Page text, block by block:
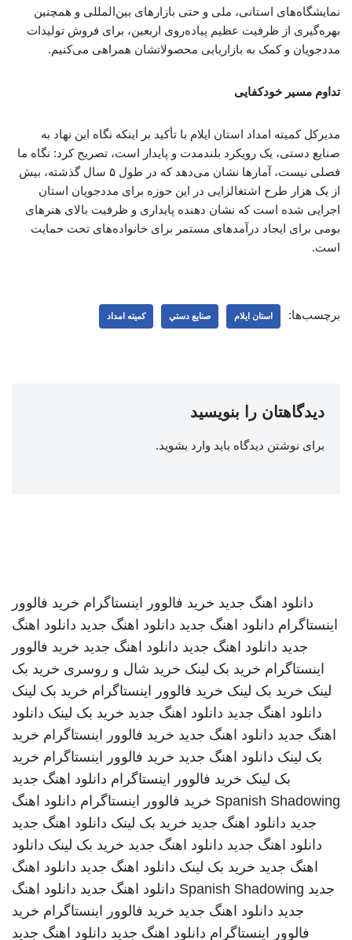
نمایشگاه‌های استانی، ملی و حتی بازارهای بین‌المللی و همچنین
بهره‌گیری از ظرفیت عظیم پیاده‌روی اربعین، برای فروش تولیدات
مددجویان و کمک به بازاریابی محصولاتشان همراهی می‌کنیم.
تداوم مسیر خودکفایی
مدیرکل کمیته امداد استان ایلام با تأکید بر اینکه نگاه این نهاد به
صنایع دستی، یک رویکرد بلندمدت و پایدار است، تصریح کرد: نگاه ما
فصلی نیست، آمارها نشان می‌دهد که در طول ۵ سال گذشته، بیش
از یک هزار طرح اشتغالزایی در این حوزه برای مددجویان استان
اجرایی شده است که نشان دهنده پایداری و ظرفیت بالای هنرهای
بومی برای ایجاد درآمدهای مستمر برای خانواده‌های تحت حمایت
است.
برچسب‌ها: استان ایلام صنايع دستي کمیته امداد
دیدگاهتان را بنویسید
برای نوشتن دیدگاه باید وارد بشوید.
دانلود اهنگ جدید خرید فالوور اینستاگرام خرید فالوور
اینستاگرام دانلود اهنگ جدید دانلود اهنگ جدید دانلود اهنگ
جدید دانلود اهنگ جدید دانلود اهنگ جدید خرید فالوور
اینستاگرام خرید بک لینک خرید شال و روسری خرید بک
لینک خرید بک لینک خرید فالوور اینستاگرام خرید بک لینک
دانلود اهنگ جدید دانلود اهنگ جدید خرید بک لینک دانلود
اهنگ جدید دانلود اهنگ جدید خرید فالوور اینستاگرام خرید
بک لینک دانلود اهنگ جدید خرید فالوور اینستاگرام خرید
بک لینک خرید فالوور اینستاگرام دانلود اهنگ جدید
Spanish Shadowing خرید فالوور اینستاگرام دانلود اهنگ
جدید دانلود اهنگ جدید خرید بک لینک دانلود اهنگ جدید
دانلود اهنگ جدید دانلود اهنگ جدید خرید بک لینک دانلود
اهنگ جدید خرید بک لینک دانلود اهنگ جدید دانلود اهنگ
جدید Spanish Shadowing دانلود اهنگ جدید دانلود اهنگ
جدید دانلود اهنگ جدید خرید فالوور اینستاگرام خرید
فالوور اینستاگرام دانلود اهنگ جدید دانلود اهنگ جدید